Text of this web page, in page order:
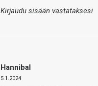
Kirjaudu sisään vastataksesi
Hannibal
5.1.2024